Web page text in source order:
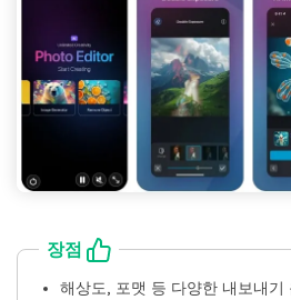
장점
해상도, 포맷 등 다양한 내보내기